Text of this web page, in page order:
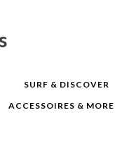
SURF & DISCOVER
ACCESSOIRES & MORE